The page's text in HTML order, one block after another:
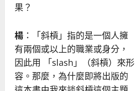
果？
楊 ：「斜槓」指的是一個人擁
有兩個或以上的職業或身分，
因此用 「slash」（斜槓）來形
容。那麼，為什麼即將出版的